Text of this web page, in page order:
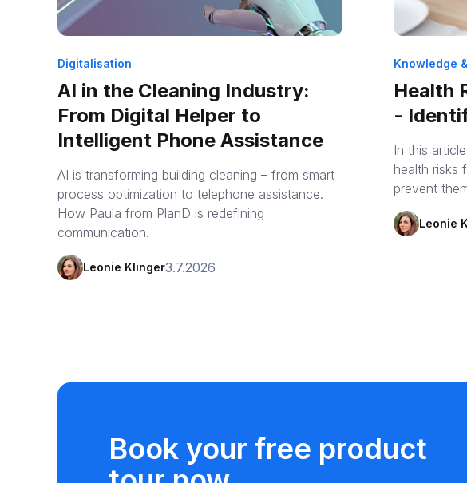
Digitalisation
AI in the Cleaning Industry:
From Digital Helper to
Intelligent Phone Assistance
AI is transforming building cleaning – from smart
process optimization to telephone assistance.
How Paula from PlanD is redefining
communication.
Leonie Klinger3.7.2026
Knowledge
Health
-
In this
health risks
prevent
Leonie
Book your free product